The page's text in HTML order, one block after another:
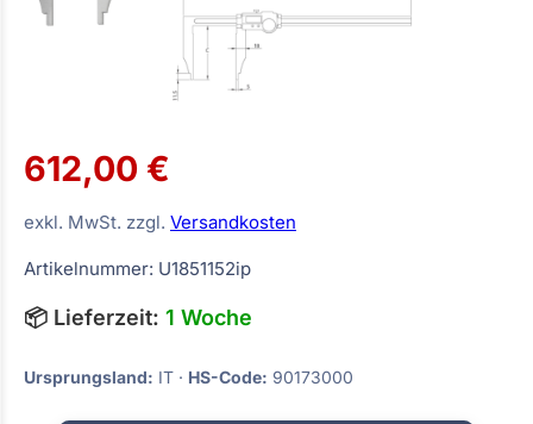
612,00 €
exkl. MwSt. zzgl. Versandkosten
Artikelnummer: U1851152ip
📦 Lieferzeit: 1 Woche
Ursprungsland: IT · HS-Code: 90173000